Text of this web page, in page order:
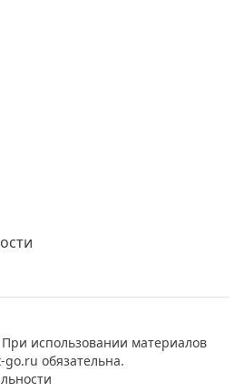
использовании материалов
обязательна.